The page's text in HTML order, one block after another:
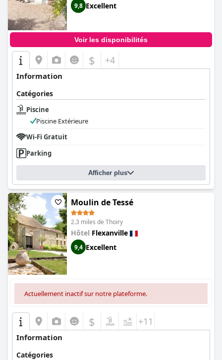
9,8 Excellent
Voir les disponibilités
$ +4
Information
Catégories
Piscine
Piscine Extérieure
Wi-Fi Gratuit
Parking
Afficher plus
Moulin de Tessé
2.3 miles de Thoiry
Hôtel Flexanville
9,4 Excellent
Actuellement inactif sur notre plateforme.
$ +11
Information
Catégories